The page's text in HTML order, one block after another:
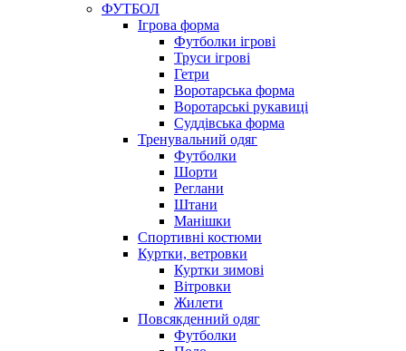
ФУТБОЛ
Ігрова форма
Футболки ігрові
Труси ігрові
Гетри
Воротарська форма
Воротарські рукавиці
Суддівська форма
Тренувальний одяг
Футболки
Шорти
Реглани
Штани
Манішки
Спортивні костюми
Куртки, ветровки
Куртки зимові
Вітровки
Жилети
Повсякденний одяг
Футболки